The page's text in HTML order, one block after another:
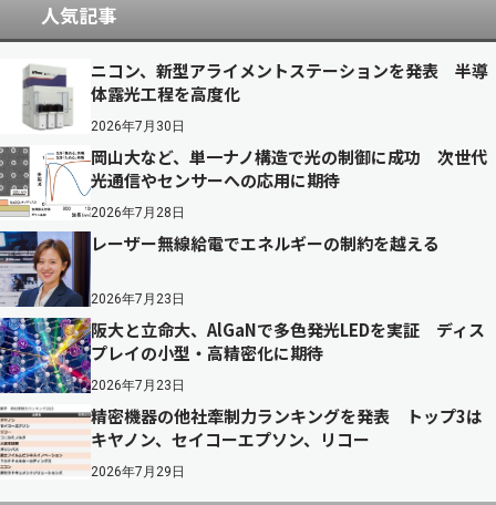
人気記事
ニコン、新型アライメントステーションを発表 半導
体露光工程を高度化
2026年7月30日
岡山大など、単一ナノ構造で光の制御に成功 次世代
光通信やセンサーへの応用に期待
2026年7月28日
レーザー無線給電でエネルギーの制約を越える
2026年7月23日
阪大と立命大、AlGaNで多色発光LEDを実証 ディス
プレイの小型・高精密化に期待
2026年7月23日
精密機器の他社牽制力ランキングを発表 トップ3は
キヤノン、セイコーエプソン、リコー
2026年7月29日